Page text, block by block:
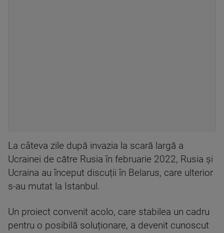
La câteva zile după invazia la scară largă a
Ucrainei de către Rusia în februarie 2022, Rusia și
Ucraina au început discuții în Belarus, care ulterior
s-au mutat la Istanbul.
Un proiect convenit acolo, care stabilea un cadru
pentru o posibilă soluționare, a devenit cunoscut